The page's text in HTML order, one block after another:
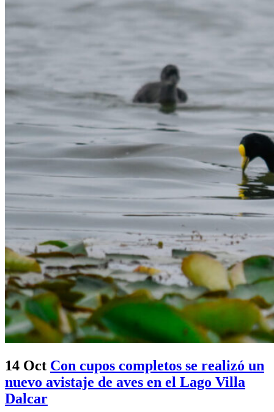
14 Oct Con cupos completos se realizó un
nuevo avistaje de aves en el Lago Villa
Dalcar